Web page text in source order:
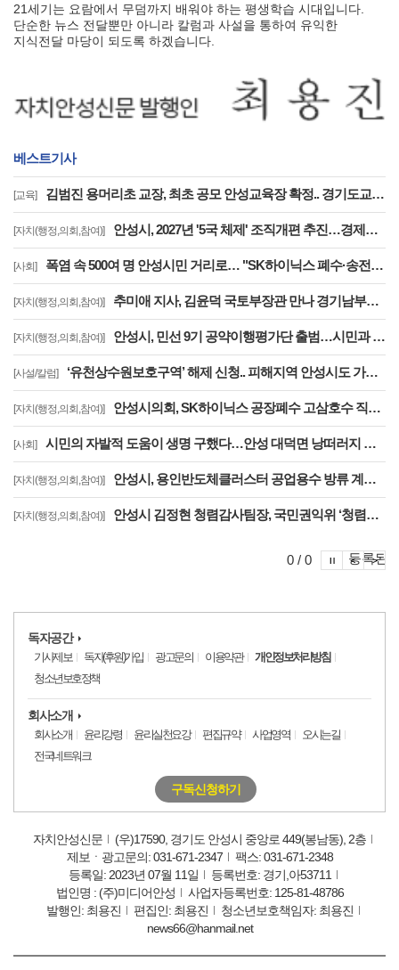
21세기는 요람에서 무덤까지 배워야 하는 평생학습 시대입니다.
단순한 뉴스 전달뿐만 아니라 칼럼과 사설을 통하여 유익한
지식전달 마당이 되도록 하겠습니다.
베스트기사
[교육] 김범진 용머리초 교장, 최초 공모 안성교육장 확정.. 경기도교육청, 전국 최초 지역추천 교육장 공모 첫 결실
[자치(행정,의회,참여)] 안성시, 2027년 '5국 체제' 조직개편 추진…경제문화국 신설·공도읍장 4급 격상
[사회] 폭염 속 500여 명 안성시민 거리로… "SK하이닉스 폐수·송전선로·온실가스 대책 마련하라"
[자치(행정,의회,참여)] 추미애 지사, 김윤덕 국토부장관 만나 경기남부광역철도 등 40개 사업 국가철도망 반영 요청
[자치(행정,의회,참여)] 안성시, 민선 9기 공약이행평가단 출범…시민과 함께하는 공약
[사설/칼럼] ‘유천상수원보호구역’ 해제 신청.. 피해지역 안성시도 가능 ‘명문화’ ..‘상수원관리규칙 개정’을 환영한다
[자치(행정,의회,참여)] 안성시의회, SK하이닉스 공장폐수 고삼호수 직방류 결사반대 결의대회 참석
[사회] 시민의 자발적 도움이 생명 구했다…안성 대덕면 낭떠러지 위 1톤 트럭 운전자 안전 구조
[자치(행정,의회,참여)] 안성시, 용인반도체클러스터 공업용수 방류 계획 '제동'.. "안전대책 없는 시운전 안 된다"…용인시에 공식 보류 요청
[자치(행정,의회,참여)] 안성시 김정현 청렴감사팀장, 국민권익위 ‘청렴교육 전문강사’ 최종 합격
등록된
0 / 0 포토
포토이
독자공간
기사제보 독자(후원)가입 광고문의 이용약관
개인정보처리방침
청소년보호정책
회사소개
회사소개 윤리강령 윤리실천요강 편집규약 사업영역
오시는길
전국네트워크
구독신청하기
자치안성신문
(우)17590, 경기도 안성시 중앙로 449(봉남동), 2층
제보ㆍ광고문의: 031-671-2347
팩스: 031-671-2348
등록일: 2023년 07월 11일
등록번호: 경기,아53711
법인명 : (주)미디어안성
사업자등록번호: 125-81-48786
발행인: 최용진
편집인: 최용진
청소년보호책임자: 최용진
news66@hanmail.net